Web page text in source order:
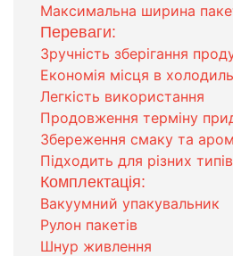
Максимальна ширина
Переваги:
Зручність зберігання
Економія місця в
Легкість використання
Продовження терміну
Збереження смаку та
Підходить для різних
Комплектація:
Вакуумний упакувальник
Рулон пакетів
Шнур живлення